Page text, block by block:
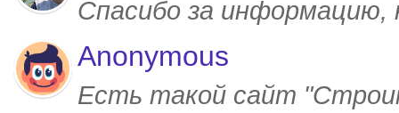
Спасибо за
Anonymous
Есть такой сайт